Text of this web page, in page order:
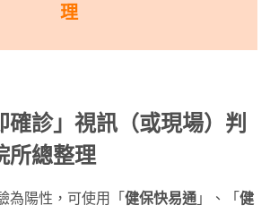
理
確診」視訊（或現場）判
所總整理
為陽性，可使用「 健保快易通 」、「 健